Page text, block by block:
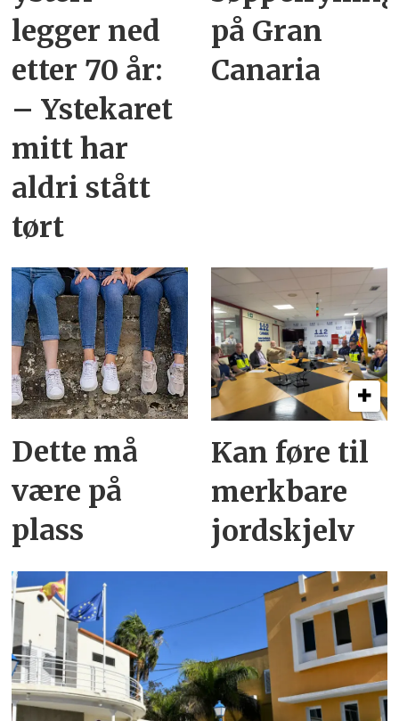
legger ned
etter 70 år:
– Ystekaret
mitt har
aldri stått
tørt
på Gran
Canaria
Dette må
være på
plass
Kan føre til
merkbare
jordskjelv